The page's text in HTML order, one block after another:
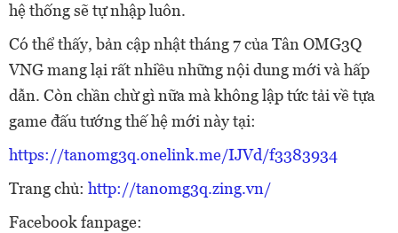
hệ thống sẽ tự nhập luôn.
Có thể thấy, bản cập nhật tháng 7 của Tân OMG3Q
VNG mang lại rất nhiều những nội dung mới và hấp
dẫn. Còn chần chừ gì nữa mà không lập tức tải về tựa
game đấu tướng thế hệ mới này tại:
https://tanomg3q.onelink.me/IJVd/f3383934
Trang chủ: http://tanomg3q.zing.vn/
Facebook fanpage: